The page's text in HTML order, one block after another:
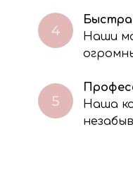
Наши
Наша